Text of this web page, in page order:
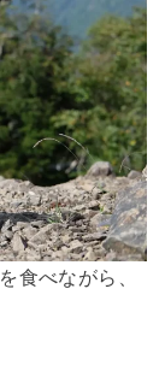
食べながら、